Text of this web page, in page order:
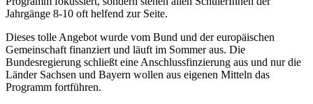
Jahrgänge 8-10 oft helfend zur Seite.
Dieses tolle Angebot wurde vom Bund und der europäischen
Gemeinschaft finanziert und läuft im Sommer aus. Die
Bundesregierung schließt eine Anschlussfinzierung aus und nur die
Länder Sachsen und Bayern wollen aus eigenen Mitteln das
Programm fortführen.